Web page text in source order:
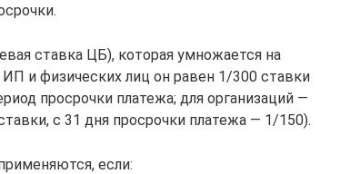
ставка ЦБ), которая умножается на
и физических лиц он равен 1/300 ставки
просрочки платежа; для организаций —
с 31 дня просрочки платежа — 1/150).
если: